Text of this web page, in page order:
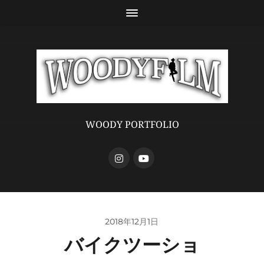
WOODY PORTFOLIO
2018年12月1日
バイクツーショ